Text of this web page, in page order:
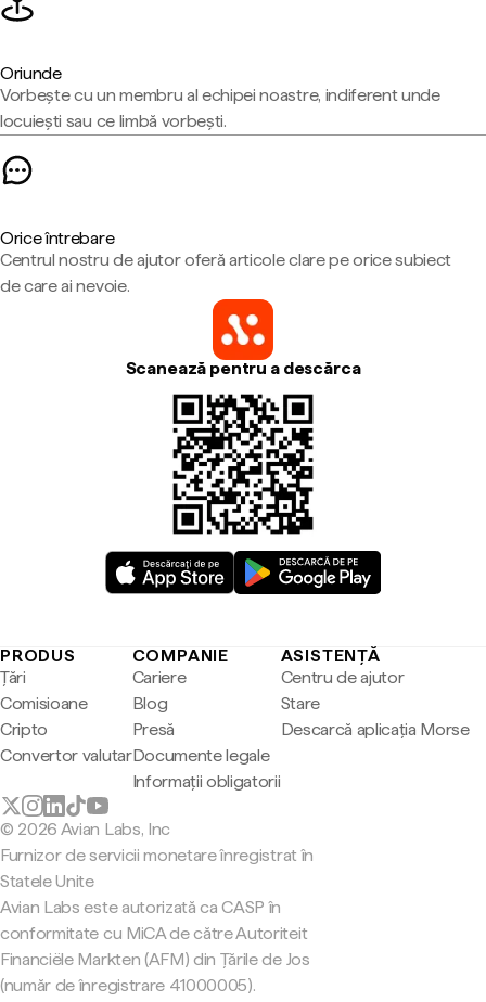
Oriunde
Vorbește cu un membru al echipei noastre, indiferent unde
locuiești sau ce limbă vorbești.
Orice întrebare
Centrul nostru de ajutor oferă articole clare pe orice subiect
de care ai nevoie.
Scanează pentru a descărca
PRODUS
Țări
Comisioane
Cripto
Convertor valutar
COMPANIE
Cariere
Blog
Presă
Documente legale
Informații obligatorii
ASISTENȚĂ
Centru de ajutor
Stare
Descarcă aplicația Morse
© 2026 Avian Labs, Inc
Furnizor de servicii monetare înregistrat în
Statele Unite
Avian Labs este autorizată ca CASP în
conformitate cu MiCA de către Autoriteit
Financiële Markten (AFM) din Țările de Jos
(număr de înregistrare 41000005).